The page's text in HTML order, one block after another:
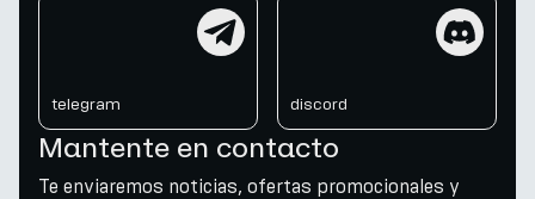
telegram discord
Mantente en contacto
Te enviaremos noticias, ofertas promocionales y